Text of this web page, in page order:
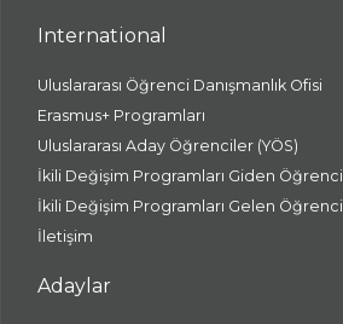
International
Uluslararası Öğrenci Danışmanlık Ofisi
Erasmus+ Programları
Uluslararası Aday Öğrenciler (YÖS)
İkili Değişim Programları Giden Öğrenci
İkili Değişim Programları Gelen Öğrenci
İletişim
Adaylar